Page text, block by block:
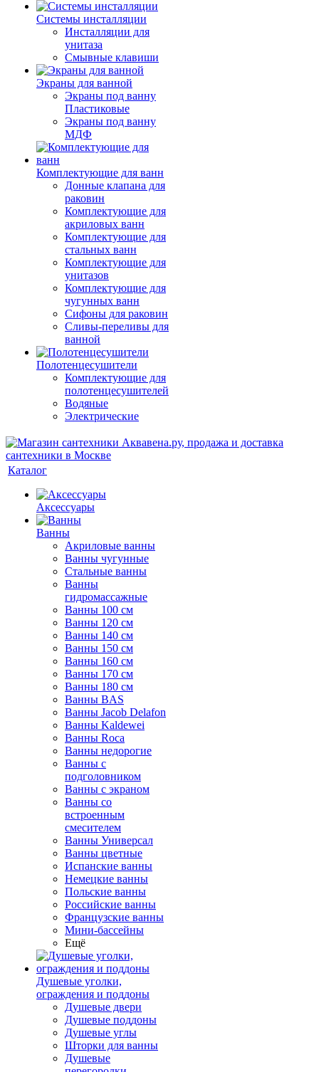
Системы инсталляции
Инсталляции для
унитаза
Смывные клавиши
Экраны для ванной
Экраны под ванну
Пластиковые
Экраны под ванну
МДФ
Комплектующие для ванн
Донные клапана для
раковин
Комплектующие для
акриловых ванн
Комплектующие для
стальных ванн
Комплектующие для
унитазов
Комплектующие для
чугунных ванн
Сифоны для раковин
Сливы-переливы для
ванной
Полотенцесушители
Комплектующие для
полотенцесушителей
Водяные
Электрические
Каталог
Аксессуары
Ванны
Акриловые ванны
Ванны чугунные
Стальные ванны
Ванны
гидромассажные
Ванны 100 см
Ванны 120 см
Ванны 140 см
Ванны 150 см
Ванны 160 см
Ванны 170 см
Ванны 180 см
Ванны BAS
Ванны Jacob Delafon
Ванны Kaldewei
Ванны Roca
Ванны недорогие
Ванны с
подголовником
Ванны с экраном
Ванны со
встроенным
смесителем
Ванны Универсал
Ванны цветные
Испанские ванны
Немецкие ванны
Польские ванны
Российские ванны
Французские ванны
Мини-бассейны
Ещё
Душевые уголки,
ограждения и поддоны
Душевые двери
Душевые поддоны
Душевые углы
Шторки для ванны
Душевые